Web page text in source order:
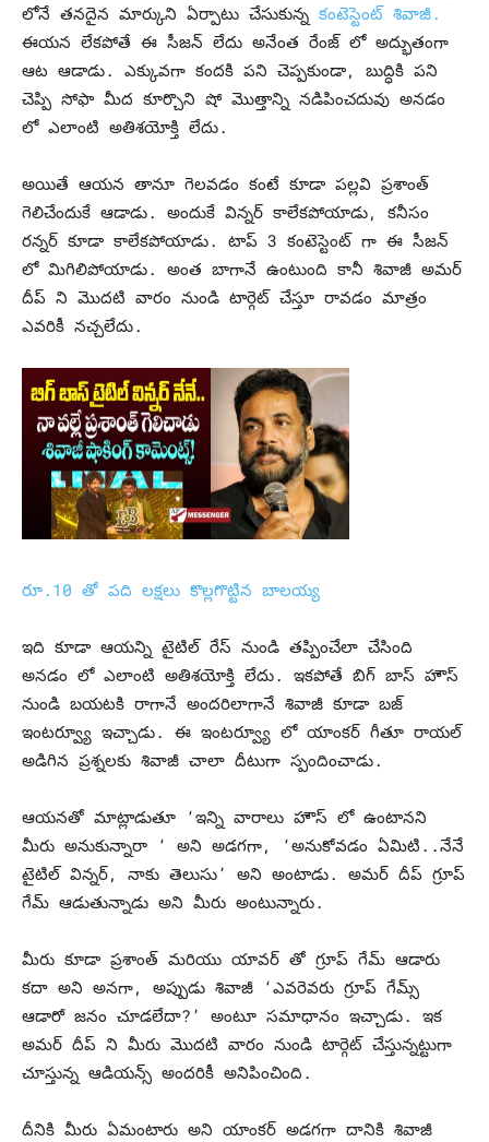
లోనే తనదైన మార్కుని ఏర్పాటు చేసుకున్న కంటెస్టెంట్ శివాజీ.
ఈయన లేకపోతే ఈ సీజన్ లేదు అనేంత రేంజ్ లో అద్భుతంగా
ఆట ఆడాడు. ఎక్కువగా కందకి పని చెప్పకుండా, బుద్ధికి పని
చెప్పి సోఫా మీద కూర్చొని షో మొత్తాన్ని నడిపించదువు అనడం
లో ఎలాంటి అతిశయోక్తి లేదు.
అయితే ఆయన తానూ గెలవడం కంటే కూడా పల్లవి ప్రశాంత్
గెలిచేందుకే ఆడాడు. అందుకే విన్నర్ కాలేకపోయాడు, కనీసం
రన్నర్ కూడా కాలేకపోయాడు. టాప్ 3 కంటెస్టెంట్ గా ఈ సీజన్
లో మిగిలిపోయాడు. అంత బాగానే ఉంటుంది కానీ శివాజీ అమర్
దీప్ ని మొదటి వారం నుండి టార్గెట్ చేస్తూ రావడం మాత్రం
ఎవరికీ నచ్చలేదు.
రూ.10 తో పది లక్షలు కొల్లగొట్టిన బాలయ్య
ఇది కూడా ఆయన్ని టైటిల్ రేస్ నుండి తప్పించేలా చేసింది
అనడం లో ఎలాంటి అతిశయోక్తి లేదు. ఇకపోతే బిగ్ బాస్ హౌస్
నుండి బయటకి రాగానే అందరిలాగానే శివాజీ కూడా బజ్
ఇంటర్వ్యూ ఇచ్చాడు. ఈ ఇంటర్వ్యూ లో యాంకర్ గీతూ రాయల్
అడిగిన ప్రశ్నలకు శివాజీ చాలా దీటుగా స్పందించాడు.
ఆయనతో మాట్లాడుతూ ‘ఇన్ని వారాలు హౌస్ లో ఉంటానని
మీరు అనుకున్నారా ‘ అని అడగగా, ‘అనుకోవడం ఏమిటి..నేనే
టైటిల్ విన్నర్, నాకు తెలుసు’ అని అంటాడు. అమర్ దీప్ గ్రూప్
గేమ్ ఆడుతున్నాడు అని మీరు అంటున్నారు.
మీరు కూడా ప్రశాంత్ మరియు యావర్ తో గ్రూప్ గేమ్ ఆడారు
కదా అని అనగా, అప్పుడు శివాజీ ‘ఎవరెవరు గ్రూప్ గేమ్స్
ఆడారో జనం చూడలేదా?’ అంటూ సమాధానం ఇచ్చాడు. ఇక
అమర్ దీప్ ని మీరు మొదటి వారం నుండి టార్గెట్ చేస్తున్నట్టుగా
చూస్తున్న ఆడియన్స్ అందరికీ అనిపించింది.
దీనికి మీరు ఏమంటారు అని యాంకర్ అడగగా దానికి శివాజీ